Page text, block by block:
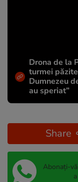
Drona de la
turmei
Dumnezeu
au speriat”
Share
Abonați-